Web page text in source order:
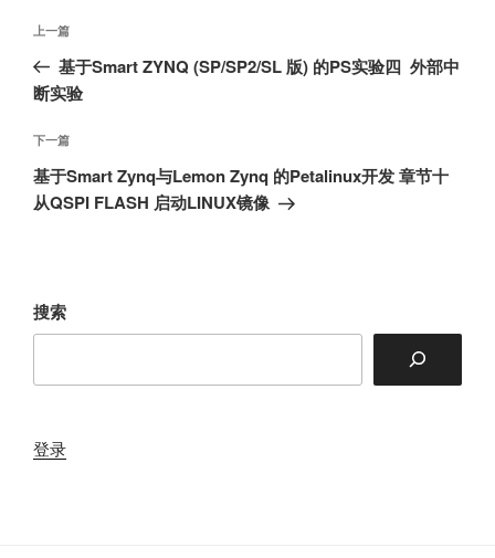
文
导
航
上
一
篇
章
上一篇
基于Smart ZYNQ (SP/SP2/SL 版) 的PS实验四 外部中
断实验
下
一
篇
下一篇
基于Smart Zynq与Lemon Zynq 的Petalinux开发 章节十
从QSPI FLASH 启动LINUX镜像
搜索
登录